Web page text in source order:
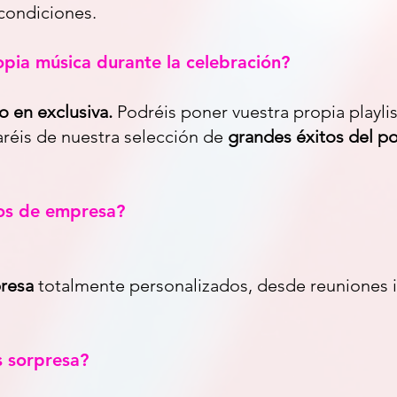
música durante la celebración?
en exclusiva. Podréis poner vuestra propia
de nuestra selección de grandes éxitos del
de empresa?
totalmente personalizados, desde reuniones
sorpresa?